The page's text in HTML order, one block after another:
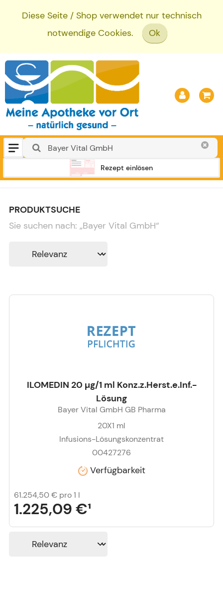
Diese Seite / Shop verwendet nur technisch
notwendige Cookies.
Ok
Rezept einlösen
PRODUKTSUCHE
Sie suchen nach: „Bayer Vital GmbH“
ILOMEDIN 20 µg/1 ml Konz.z.Herst.e.Inf.-
Lösung
Bayer Vital GmbH GB Pharma
20X1 ml
Infusions-Lösungskonzentrat
00427276
Verfügbarkeit
1.225,09 €¹
61.254,50 € pro 1 l